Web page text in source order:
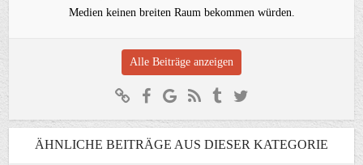
Medien keinen breiten Raum bekommen würden.
Alle Beiträge anzeigen
ÄHNLICHE BEITRÄGE AUS DIESER KATEGORIE